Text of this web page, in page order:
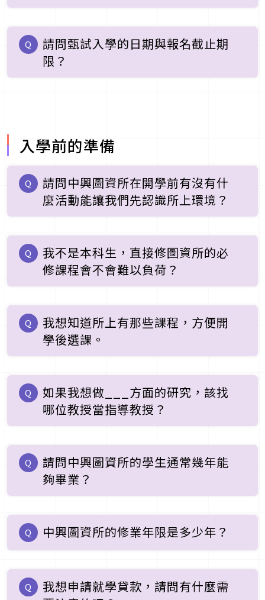
Q
請問甄試入學的日期與報名截止期
限？
入學前的準備
Q
請問中興圖資所在開學前有沒有什
麼活動能讓我們先認識所上環境？
Q
我不是本科生，直接修圖資所的必
修課程會不會難以負荷？
Q
我想知道所上有那些課程，方便開
學後選課。
Q
如果我想做___方面的研究，該找
哪位教授當指導教授？
Q
請問中興圖資所的學生通常幾年能
夠畢業？
Q 中興圖資所的修業年限是多少年？
Q
我想申請就學貸款，請問有什麼需